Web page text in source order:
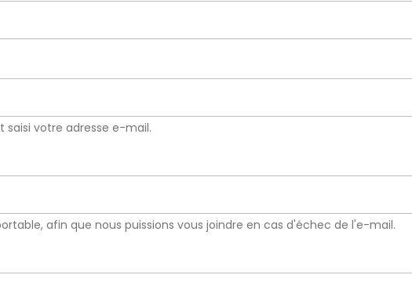
saisi votre adresse e-mail.
afin que nous puissions vous joindre en cas d'échec de l'e-mail.